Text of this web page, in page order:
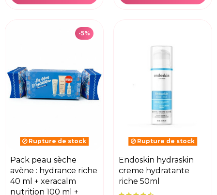
-5%
Rupture de stock
pack peau sèche
avène : hydrance riche
40 ml + xeracalm
nutrition 100 ml +
Rupture de stock
endoskin hydraskin
creme hydratante
riche 50ml